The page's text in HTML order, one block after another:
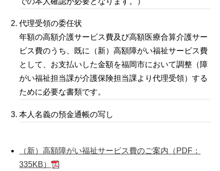
代理受領の委任状
年額の高額介護サービス費及び高額医療合算介護サー
ビス費のうち、既に（新）高額障がい福祉サービス費
として、お支払いした金額を福岡市において調整（障
がい福祉担当課が介護保険担当課より代理受領）する
ために必要な書類です。
本人名義の預金通帳の写し
（新）高額障がい福祉サービス費のご案内（PDF：
335KB）